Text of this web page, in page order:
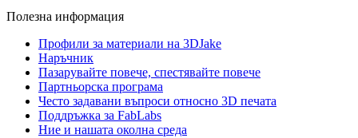
Полезна информация
Профили за материали на 3DJake
Наръчник
Пазарувайте повече, спестявайте повече
Партньорска програма
Често задавани въпроси относно 3D печата
Поддръжка за FabLabs
Ние и нашата околна среда